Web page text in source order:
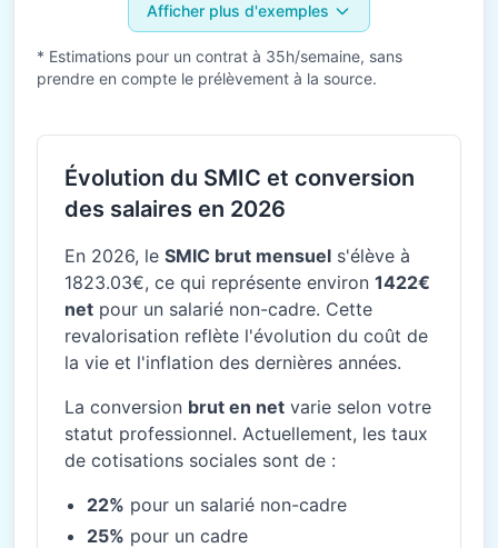
Afficher plus d'exemples
* Estimations pour un contrat à 35h/semaine, sans
prendre en compte le prélèvement à la source.
Évolution du SMIC et conversion
des salaires en 2026
En 2026, le SMIC brut mensuel s'élève à
1823.03€, ce qui représente environ 1422€
net pour un salarié non-cadre. Cette
revalorisation reflète l'évolution du coût de
la vie et l'inflation des dernières années.
La conversion brut en net varie selon votre
statut professionnel. Actuellement, les taux
de cotisations sociales sont de :
22% pour un salarié non-cadre
25% pour un cadre